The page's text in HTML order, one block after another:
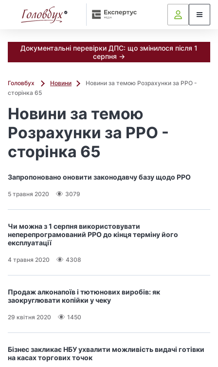
Документальні перевірки ДПС: що змінилося після 1
серпня →
Головбух Новини
Новини за темою Розрахунки за РРО -
сторінка 65
Новини за темою
Розрахунки за РРО -
сторінка 65
Запропоновано оновити законодавчу базу щодо РРО
5 травня 2020 3079
Чи можна з 1 серпня використовувати
неперепрограмований РРО до кінця терміну його
експлуатації
4 травня 2020 4308
Продаж алконапоїв і тютюнових виробів: як
заокруглювати копійки у чеку
29 квітня 2020 1450
Бізнес закликає НБУ ухвалити можливість видачі готівки
на касах торгових точок